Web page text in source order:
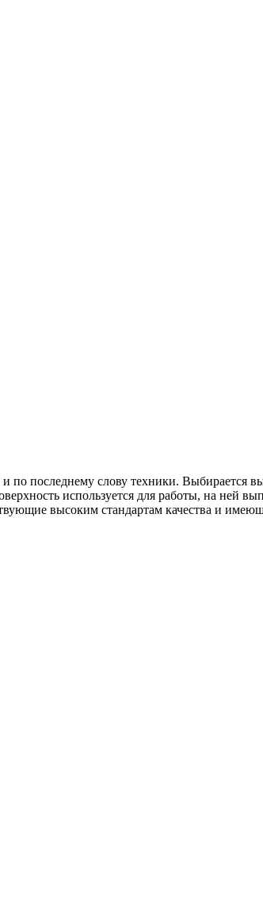
последнему слову техники. Выбирается
используется для работы, на ней
высоким стандартам качества и